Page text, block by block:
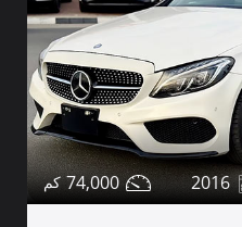
2016
74,000